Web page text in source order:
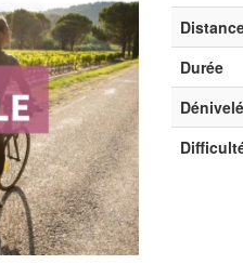
Durée
Dénivelé